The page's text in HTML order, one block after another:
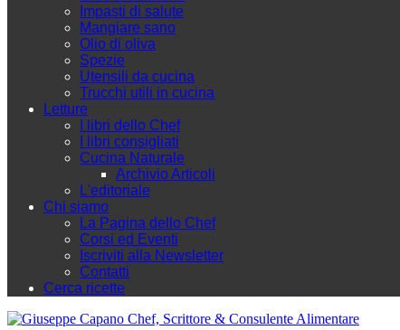
Impasti di salute
Mangiare sano
Olio di oliva
Spezie
Utensili da cucina
Trucchi utili in cucina
Letture
I libri dello Chef
I libri consigliati
Cucina Naturale
Archivio Articoli
L'editoriale
Chi siamo
La Pagina dello Chef
Corsi ed Eventi
Iscriviti alla Newsletter
Contatti
Cerca ricette